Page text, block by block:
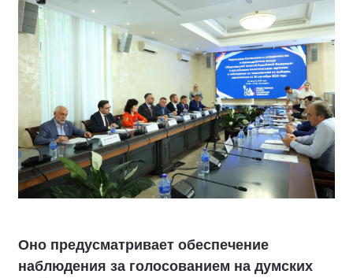
Оно предусматривает обеспечение
наблюдения за голосованием на думских